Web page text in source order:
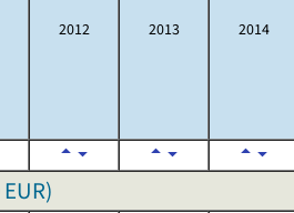
2012 2013 2014
)